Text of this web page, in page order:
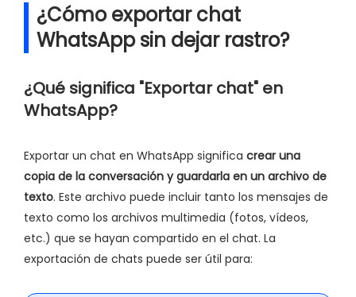
¿Cómo exportar chat
WhatsApp sin dejar rastro?
¿Qué significa "Exportar chat" en
WhatsApp?
Exportar un chat en WhatsApp significa crear una
copia de la conversación y guardarla en un archivo de
texto. Este archivo puede incluir tanto los mensajes de
texto como los archivos multimedia (fotos, vídeos,
etc.) que se hayan compartido en el chat. La
exportación de chats puede ser útil para: